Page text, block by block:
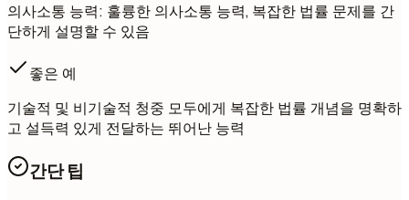
의사소통 능력: 훌륭한 의사소통 능력, 복잡한 법률 문제를 간
단하게 설명할 수 있음
좋은 예
기술적 및 비기술적 청중 모두에게 복잡한 법률 개념을 명확하
고 설득력 있게 전달하는 뛰어난 능력
간단 팁